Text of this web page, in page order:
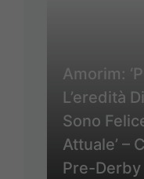
Amorim:
L’eredità
Sono
Attuale’ –
Pre-Derby